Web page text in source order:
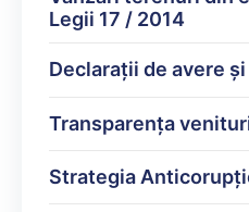
Legii 17 / 2014
Declarații de avere
Transparența
Strategia